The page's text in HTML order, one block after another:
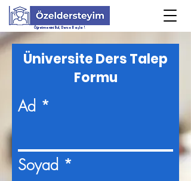
Öğretmenini Bul, Derse Başla !
Üniversite Ders Talep
Formu
Ad
Soyad